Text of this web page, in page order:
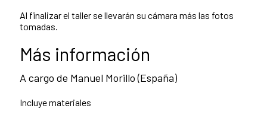
Al finalizar el taller se llevarán su cámara más las fotos
tomadas.
Más información
A cargo de Manuel Morillo (España)
Incluye materiales